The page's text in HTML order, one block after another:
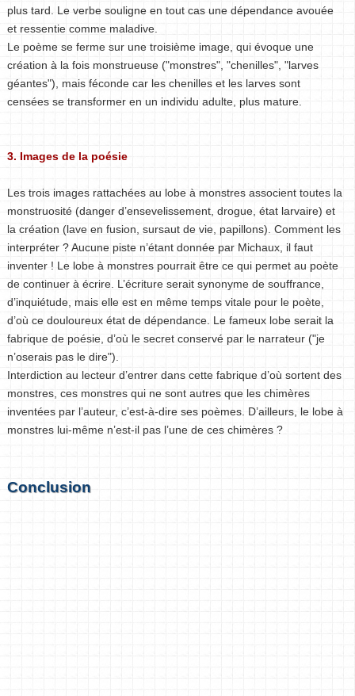
plus tard. Le verbe souligne en tout cas une dépendance avouée
et ressentie comme maladive.
Le poème se ferme sur une troisième image, qui évoque une
création à la fois monstrueuse ("monstres", "chenilles", "larves
géantes"), mais féconde car les chenilles et les larves sont
censées se transformer en un individu adulte, plus mature.
3. Images de la poésie
Les trois images rattachées au lobe à monstres associent toutes la
monstruosité (danger d’ensevelissement, drogue, état larvaire) et
la création (lave en fusion, sursaut de vie, papillons). Comment les
interpréter ? Aucune piste n’étant donnée par Michaux, il faut
inventer ! Le lobe à monstres pourrait être ce qui permet au poète
de continuer à écrire. L’écriture serait synonyme de souffrance,
d’inquiétude, mais elle est en même temps vitale pour le poète,
d’où ce douloureux état de dépendance. Le fameux lobe serait la
fabrique de poésie, d’où le secret conservé par le narrateur ("je
n’oserais pas le dire").
Interdiction au lecteur d’entrer dans cette fabrique d’où sortent des
monstres, ces monstres qui ne sont autres que les chimères
inventées par l’auteur, c’est-à-dire ses poèmes. D’ailleurs, le lobe à
monstres lui-même n’est-il pas l’une de ces chimères ?
Conclusion